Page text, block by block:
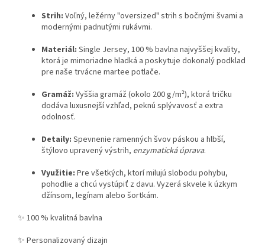
Strih: Voľný, ležérny "oversized" strih s bočnými švami a
modernými padnutými rukávmi.
Materiál: Single Jersey, 100 % bavlna najvyššej kvality,
ktorá je mimoriadne hladká a poskytuje dokonalý podklad
pre naše trvácne martee potlače.
Gramáž: Vyššia gramáž (okolo 200 g/m²), ktorá tričku
dodáva luxusnejší vzhľad, peknú splývavosť a extra
odolnosť.
Detaily: Spevnenie ramenných švov páskou a hlbší,
štýlovo upravený výstrih, enzymatická úprava.
Využitie: Pre všetkých, ktorí milujú slobodu pohybu,
pohodlie a chcú vystúpiť z davu. Vyzerá skvele k úzkym
džínsom, legínam alebo šortkám.
✨ 100 % kvalitná bavlna
✨ Personalizovaný dizajn